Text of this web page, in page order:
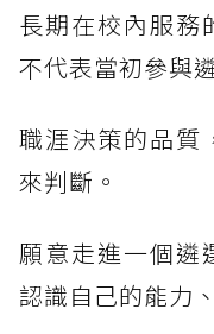
長期在校內服務
不代表當初參與
職涯決策的品質
來判斷。
願意走進一個遴
認識自己的能力